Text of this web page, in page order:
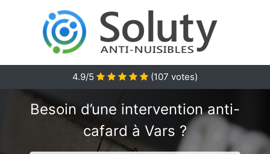
4.9/5 (107 votes)
Besoin d’une intervention anti-
cafard à Vars ?